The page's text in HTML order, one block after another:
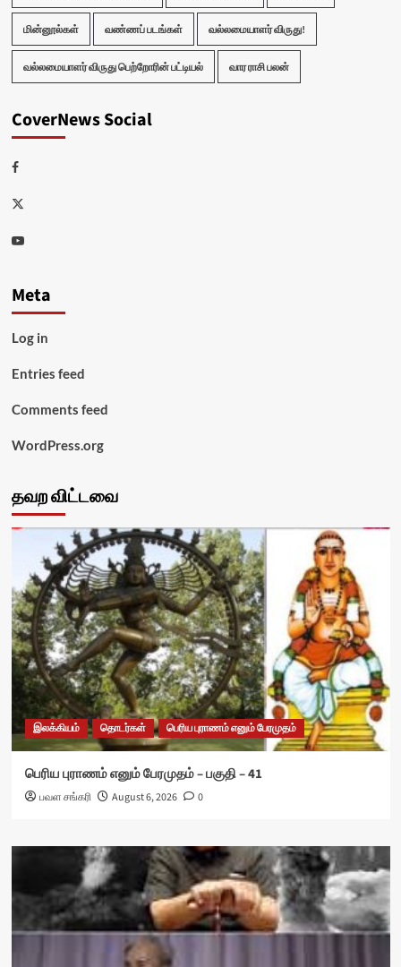
மின்னூல்கள் வண்ணப் படங்கள் வல்லமையாளர் விருது!
வல்லமையாளர் விருது பெற்றோரின் பட்டியல் வார ராசி பலன்
CoverNews Social
Facebook
Twitter
Youtube
Meta
Log in
Entries feed
Comments feed
WordPress.org
தவற விட்டவை
இலக்கியம் தொடர்கள் பெரிய புராணம் எனும் பேரமுதம்
பெரிய புராணம் எனும் பேரமுதம் – பகுதி – 41
பவள சங்கரி August 6, 2026 0